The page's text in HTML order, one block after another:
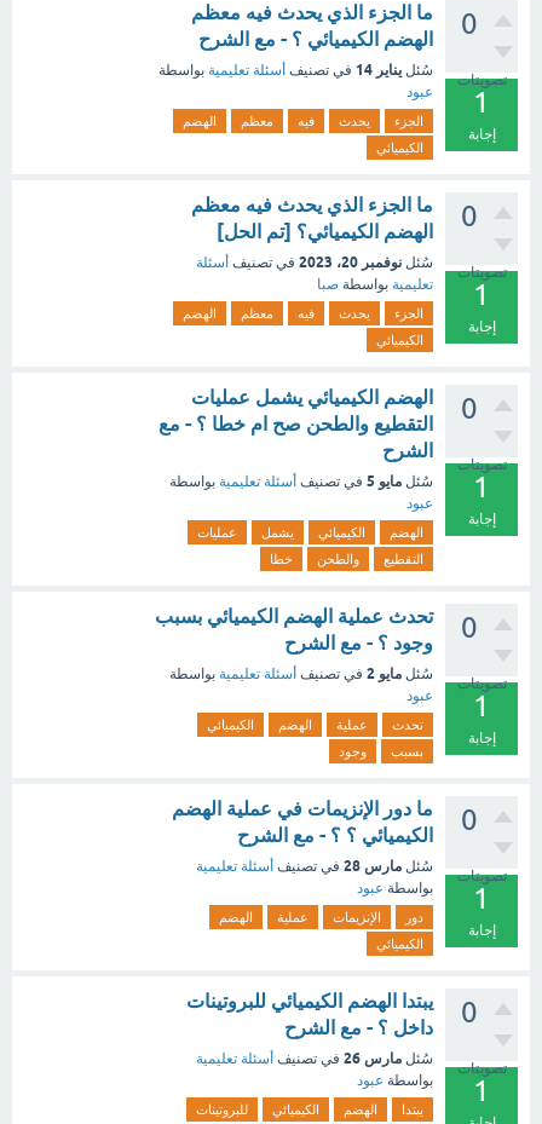
0
تصويتات
1
إجابة
ما الجزء الذي يحدث فيه معظم
الهضم الكيميائي ؟ - مع الشرح
سُئل يناير 14 في تصنيف أسئلة تعليمية بواسطة
عبود
الجزء يحدث فيه معظم
الهضم
الكيميائي
0
تصويتات
1
إجابة
ما الجزء الذي يحدث فيه معظم
الهضم الكيميائي؟ [تم الحل]
سُئل نوفمبر 20، 2023 في تصنيف أسئلة
تعليمية بواسطة صبا
الجزء يحدث فيه معظم
الهضم
الكيميائي
0
تصويتات
1
إجابة
الهضم الكيميائي يشمل عمليات
التقطيع والطحن صح ام خطا ؟ - مع
الشرح
سُئل مايو 5 في تصنيف أسئلة تعليمية بواسطة
عبود
الهضم الكيميائي يشمل
عمليات
التقطيع
والطحن خطا
0
تصويتات
1
إجابة
تحدث عملية الهضم الكيميائي بسبب
وجود ؟ - مع الشرح
سُئل مايو 2 في تصنيف أسئلة تعليمية بواسطة
عبود
تحدث عملية الهضم
الكيميائي
بسبب
وجود
0
تصويتات
1
إجابة
ما دور الإنزيمات في عملية الهضم
الكيميائي ؟ ؟ - مع الشرح
سُئل مارس 28 في تصنيف أسئلة تعليمية
بواسطة عبود
دور الإنزيمات عملية
الهضم
الكيميائي
0
تصويتات
1
يبتدا الهضم الكيميائي للبروتينات
داخل ؟ - مع الشرح
سُئل مارس 26 في تصنيف أسئلة تعليمية
بواسطة عبود
يبتدا الهضم الكيميائي للبروتينات